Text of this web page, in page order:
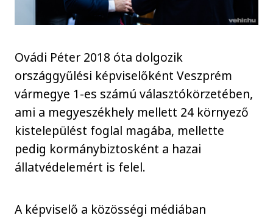
Ovádi Péter 2018 óta dolgozik
országgyűlési képviselőként Veszprém
vármegye 1-es számú választókörzetében,
ami a megyeszékhely mellett 24 környező
kistelepülést foglal magába, mellette
pedig kormánybiztosként a hazai
állatvédelemért is felel.
A képviselő a közösségi médiában